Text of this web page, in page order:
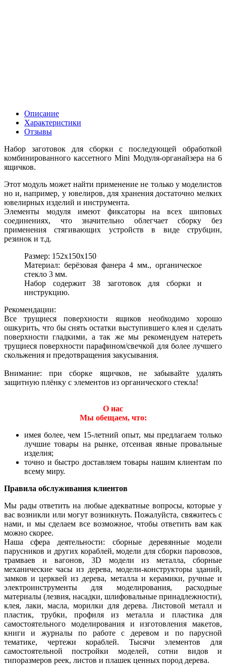
Описание
Характеристики
Отзывы
Набор заготовок для сборки с последующей обработкой
комбинированного касcетного Mini Модуля-органайзера на 6
ящичков.
Этот модуль может найти применение не только у моделистов
но и, например, у ювелиров, для хранения достаточно мелких
ювелирных изделий и инструмента.
Элементы модуля имеют фиксаторы на всех шиповых
соединениях, что значительно облегчает сборку без
применения стягивающих устройств в виде струбцин,
резинок и т.д.
Размер: 152x150x150
Материал: берёзовая фанера 4 мм., органическое
стекло 3 мм.
Набор содержит 38 заготовок для сборки и
инструкцию.
Рекомендации:
Все трущиеся поверхности ящиков необходимо хорошо
ошкурить, что бы снять остатки выступившего клея и сделать
поверхности гладкими, а так же мы рекомендуем натереть
трущиеся поверхности парафином/свечкой для более лучшего
скольжения и предотвращения закусывания.
Внимание: при сборке ящичков, не забывайте удалять
защитную плёнку с элементов из органического стекла!
О нас
Мы обещаем, что:
имея более, чем 15-летний опыт, мы предлагаем только
лучшие товары на рынке, отсеивая явные провальные
изделия;
точно и быстро доставляем товары нашим клиентам по
всему миру.
Правила обслуживания клиентов
Мы рады ответить на любые адекватные вопросы, которые у
вас возникли или могут возникнуть. Пожалуйста, свяжитесь с
нами, и мы сделаем все возможное, чтобы ответить вам как
можно скорее.
Наша сфера деятельности: сборные деревянные модели
парусников и других кораблей, модели для сборки паровозов,
трамваев и вагонов, 3D модели из металла, сборные
механические часы из дерева, модели-конструкторы зданий,
замков и церквей из дерева, металла и керамики, ручные и
электроинструменты для моделирования, расходные
материалы (лезвия, насадки, шлифовальные принадлежности),
клея, лаки, масла, морилки для дерева. Листовой металл и
пластик, трубки, профиля из металла и пластика для
самостоятельного моделирования и изготовления макетов,
книги и журналы по работе с деревом и по парусной
тематике, чертежи кораблей. Тысячи элементов для
самостоятельной постройки моделей, сотни видов и
типоразмеров реек, листов и плашек ценных пород дерева.